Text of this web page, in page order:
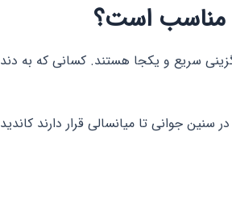
مناسب است؟
سریع و یکجا هستند. کسانی که به
جوانی تا میانسالی قرار دارند